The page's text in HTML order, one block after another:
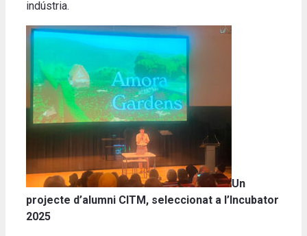
indústria.
Un
projecte d’alumni CITM, seleccionat a l’Incubator
2025